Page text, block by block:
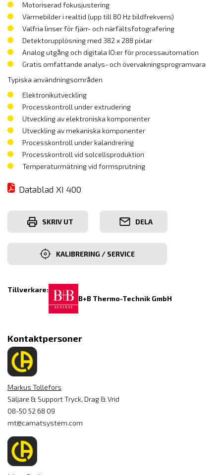
Motoriserad fokusjustering
Värmebilder i realtid (upp till 80 Hz bildfrekvens)
Valfria linser för fjärr- och närfältsfotografering
Detektorupplösning med 382 x 288 pixlar
Analog utgång och digitala IO:er för processautomation
Gratis omfattande analys- och övervakningsprogramvara
Typiska användningsområden
Elektronikutveckling
Processkontroll under extrudering
Utveckling av elektroniska komponenter
Utveckling av mekaniska komponenter
Processkontroll under kalandrering
Processkontroll vid solcellsproduktion
Temperaturmätning vid formsprutning
Datablad XI 400
SKRIV UT DELA
KALIBRERING / SERVICE
Tillverkare:
B+B Thermo-Technik GmbH
Kontaktpersoner
Markus Tollefors
Säljare & Support Tryck, Drag & Vrid
08-50 52 68 09
mt@camatsystem.com